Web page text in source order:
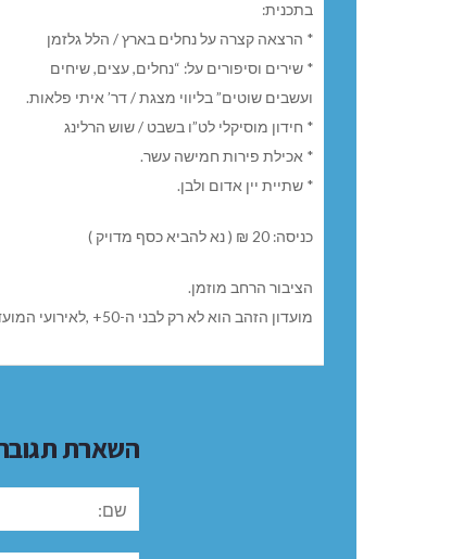
בתכנית:
* הרצאה קצרה על נחלים בארץ / הלל גלזמן
* שירים וסיפורים על: “נחלים, עצים, שיחים
ועשבים שוטים” בליווי מצגת / דר’ איתי פלאות.
* חידון מוסיקלי לט”ו בשבט / שוש הרלינג
* אכילת פירות חמישה עשר.
* שתיית יין אדום ולבן.
כניסה: 20 ₪ ( נא להביא כסף מדויק )
הציבור הרחב מוזמן.
מועדון הזהב הוא לא רק לבני ה-50+ ,לאירועי המועדון יכולים לבוא גם אנשים צעירים יותר. נשמח לראות את כו…לם
השארת